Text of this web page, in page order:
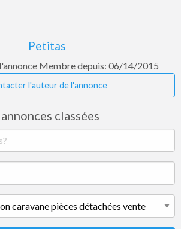
Petitas
Membre depuis: 06/14/2015
l'auteur de l'annonce
classées